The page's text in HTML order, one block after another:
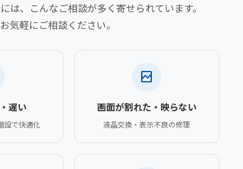
、こんなご相談が多く寄せられています。
気軽にご相談ください。
遅い
設で快適化
broken_image
画面が割れた・映らない
液晶交換・表示不良の修理